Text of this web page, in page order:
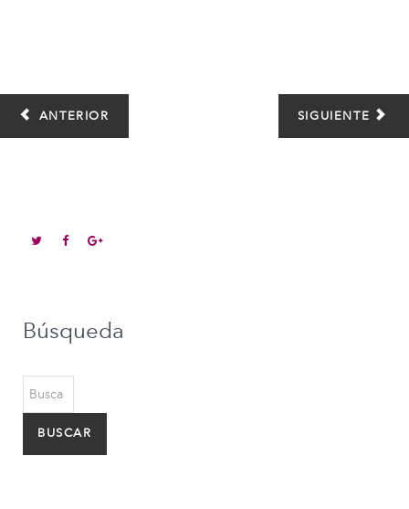
ANTERIOR SIGUIENTE
Búsqueda
Buscar...
BUSCAR